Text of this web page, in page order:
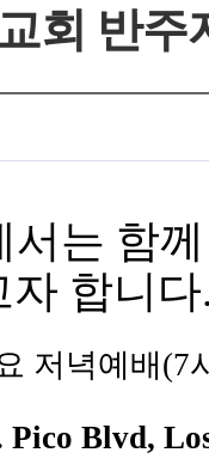
회 반주
서는 함
자 합니다
저녁예배 (7
Pico Blvd,